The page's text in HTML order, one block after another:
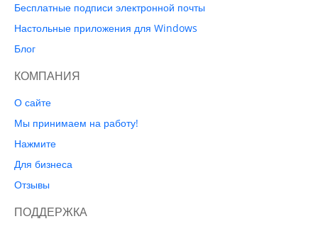
Бесплатные подписи электронной почты
Настольные приложения для Windows
Блог
КОМПАНИЯ
О сайте
Мы принимаем на работу!
Нажмите
Для бизнеса
Отзывы
ПОДДЕРЖКА